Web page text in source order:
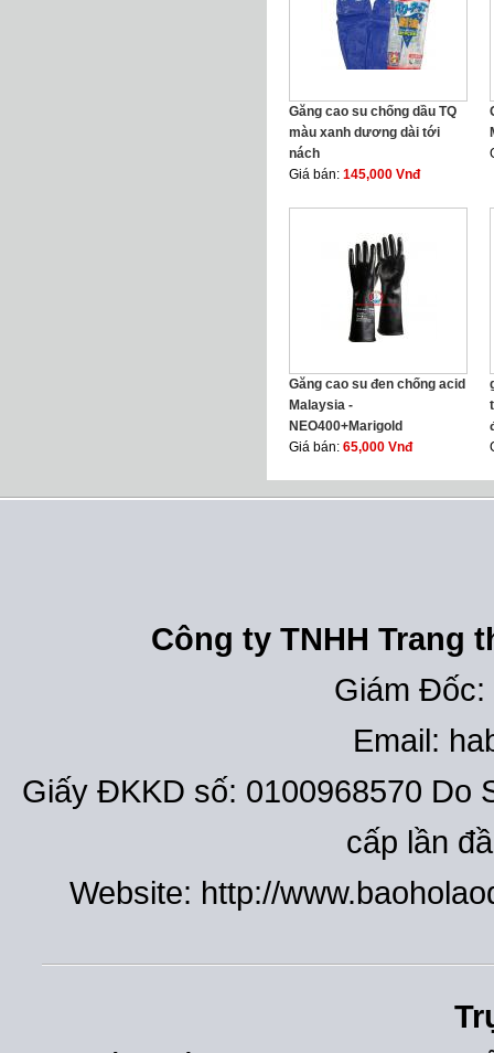
Găng cao su chống dầu TQ
màu xanh dương dài tới
nách
Giá bán: 145,000 Vnđ
Găng cao su đen chống acid
Malaysia -
NEO400+Marigold
Giá bán: 65,000 Vnđ
Công ty TNHH Trang
Giám Đốc:
Email:
Giấy ĐKKD số: 0100968570 Do
cấp lần
Website: http://